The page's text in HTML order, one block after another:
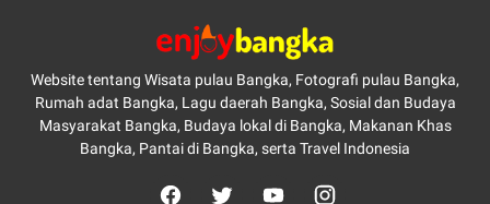
Website tentang Wisata pulau Bangka, Fotografi pulau Bangka,
Rumah adat Bangka, Lagu daerah Bangka, Sosial dan Budaya
Masyarakat Bangka, Budaya lokal di Bangka, Makanan Khas
Bangka, Pantai di Bangka, serta Travel Indonesia